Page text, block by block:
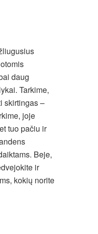
daug
Tarkime,
skirtingas –
joje
tuo pačiu ir
Beje,
ir
kokių norite